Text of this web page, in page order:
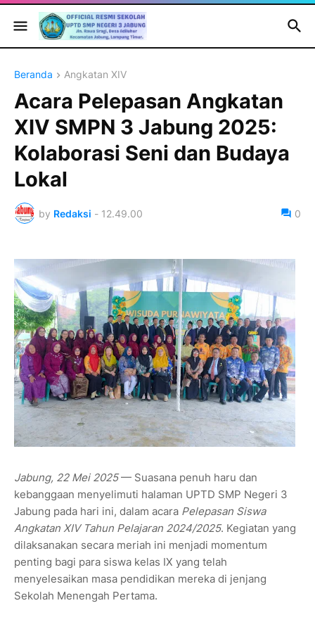
Beranda Angkatan XIV
Acara Pelepasan Angkatan
XIV SMPN 3 Jabung 2025:
Kolaborasi Seni dan Budaya
Lokal
by Redaksi - 12.49.00 0
Jabung, 22 Mei 2025— Suasana penuh haru dan
kebanggaan menyelimuti halaman UPTD SMP Negeri 3
Jabung pada hari ini, dalam acara Pelepasan Siswa
Angkatan XIV Tahun Pelajaran 2024/2025. Kegiatan yang
dilaksanakan secara meriah ini menjadi momentum
penting bagi para siswa kelas IX yang telah
menyelesaikan masa pendidikan mereka di jenjang
Sekolah Menengah Pertama.